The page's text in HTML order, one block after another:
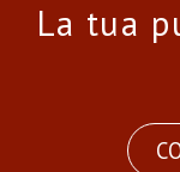
La tua